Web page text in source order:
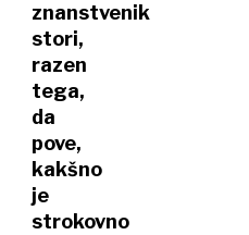
znanstvenik
stori,
razen
tega,
da
pove,
kakšno
je
strokovno